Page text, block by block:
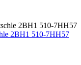
2BH1 510-7HH57